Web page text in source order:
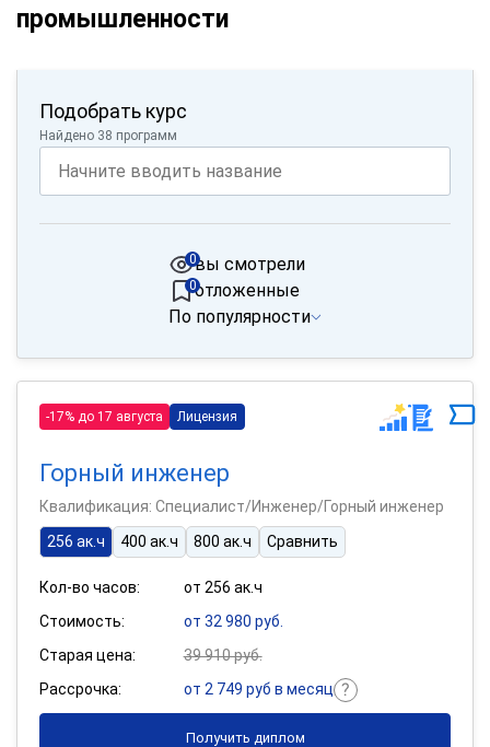
промышленности
Подобрать курс
Найдено 38 программ
вы смотрели
0
отложенные
0
По популярности
-17% до 17 августа Лицензия
Горный инженер
Квалификация: Специалист/Инженер/Горный инженер
256 ак.ч
400 ак.ч 800 ак.ч Сравнить
Кол-во часов:
от 256 ак.ч
Стоимость:
от 32 980 руб.
Старая цена:
39 910 руб.
Рассрочка:
от 2 749 руб в месяц
Получить диплом